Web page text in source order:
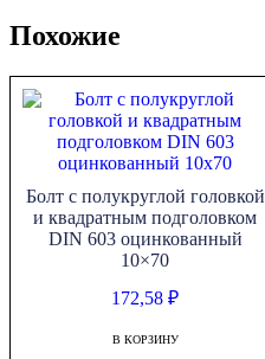
Похожие
Болт с полукруглой головкой
и квадратным подголовком
DIN 603 оцинкованный
10×70
172,58₽
В КОРЗИНУ